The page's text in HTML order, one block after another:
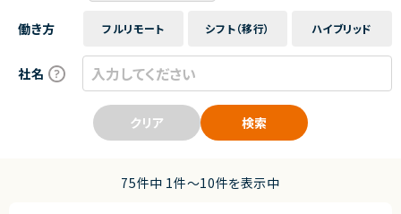
働き方 フルリモート シフト（移行） ハイブリッド
社名
クリア 検索
75件中 1件〜10件を表示中